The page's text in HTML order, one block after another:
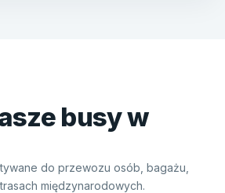
busy w
do przewozu osób, bagażu,
międzynarodowych.